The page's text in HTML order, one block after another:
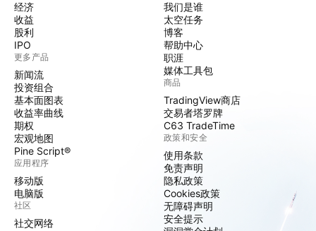
经济
收益
股利
IPO
更多产品
新闻流
投资组合
基本面图表
收益率曲线
期权
宏观地图
Pine Script®
应用程序
移动版
电脑版
社区
社交网络
我们是谁
太空任务
博客
帮助中心
职涯
媒体工具包
商品
TradingView商店
交易者塔罗牌
C63 TradeTime
政策和安全
使用条款
免责声明
隐私政策
Cookies政策
无障碍声明
安全提示